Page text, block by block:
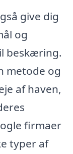
give dig
og
beskæring.
metode og
af haven,
firmaer
typer af